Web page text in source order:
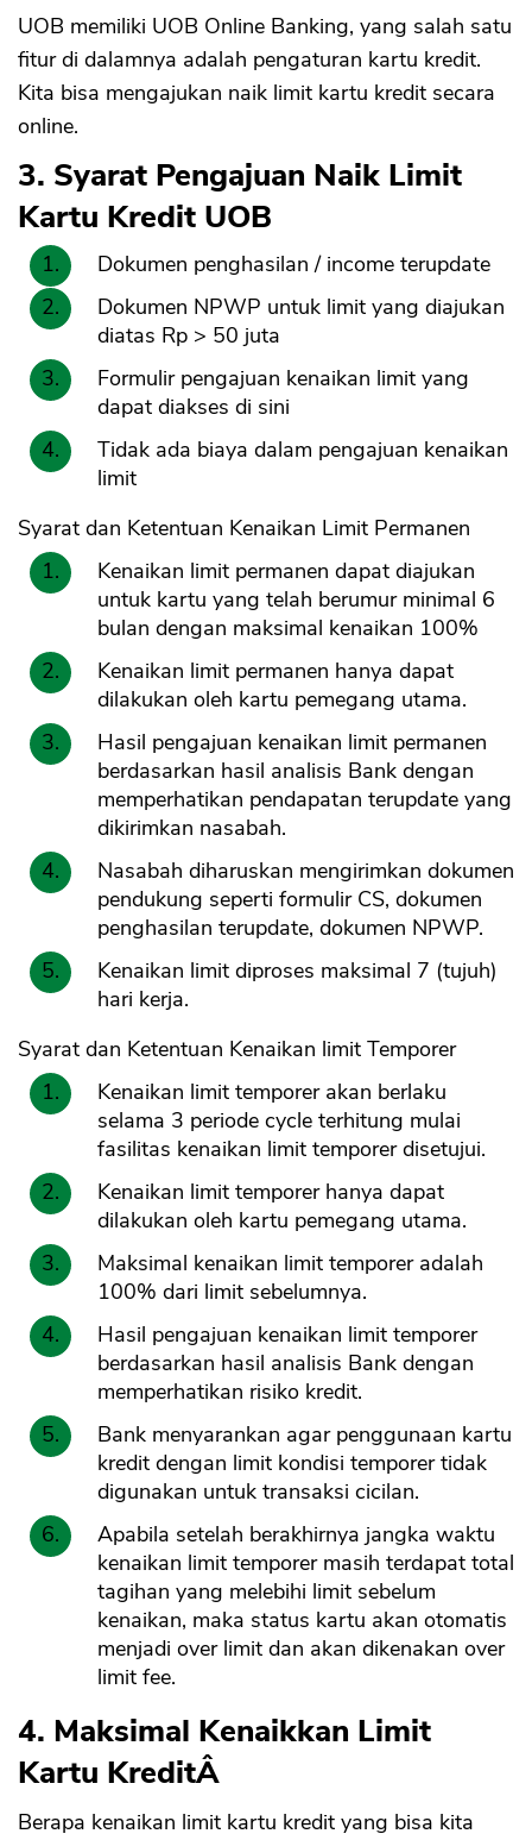
UOB memiliki UOB Online Banking, yang salah satu
fitur di dalamnya adalah pengaturan kartu kredit.
Kita bisa mengajukan naik limit kartu kredit secara
online.
3. Syarat Pengajuan Naik Limit
Kartu Kredit UOB
Dokumen penghasilan / income terupdate
Dokumen NPWP untuk limit yang diajukan
diatas Rp > 50 juta
Formulir pengajuan kenaikan limit yang
dapat diakses di sini
Tidak ada biaya dalam pengajuan kenaikan
limit
Syarat dan Ketentuan Kenaikan Limit Permanen
Kenaikan limit permanen dapat diajukan
untuk kartu yang telah berumur minimal 6
bulan dengan maksimal kenaikan 100%
Kenaikan limit permanen hanya dapat
dilakukan oleh kartu pemegang utama.
Hasil pengajuan kenaikan limit permanen
berdasarkan hasil analisis Bank dengan
memperhatikan pendapatan terupdate yang
dikirimkan nasabah.
Nasabah diharuskan mengirimkan dokumen
pendukung seperti formulir CS, dokumen
penghasilan terupdate, dokumen NPWP.
Kenaikan limit diproses maksimal 7 (tujuh)
hari kerja.
Syarat dan Ketentuan Kenaikan limit Temporer
Kenaikan limit temporer akan berlaku
selama 3 periode cycle terhitung mulai
fasilitas kenaikan limit temporer disetujui.
Kenaikan limit temporer hanya dapat
dilakukan oleh kartu pemegang utama.
Maksimal kenaikan limit temporer adalah
100% dari limit sebelumnya.
Hasil pengajuan kenaikan limit temporer
berdasarkan hasil analisis Bank dengan
memperhatikan risiko kredit.
Bank menyarankan agar penggunaan kartu
kredit dengan limit kondisi temporer tidak
digunakan untuk transaksi cicilan.
Apabila setelah berakhirnya jangka waktu
kenaikan limit temporer masih terdapat total
tagihan yang melebihi limit sebelum
kenaikan, maka status kartu akan otomatis
menjadi over limit dan akan dikenakan over
limit fee.
4. Maksimal Kenaikkan Limit
Kartu KreditÂ
Berapa kenaikan limit kartu kredit yang bisa kita